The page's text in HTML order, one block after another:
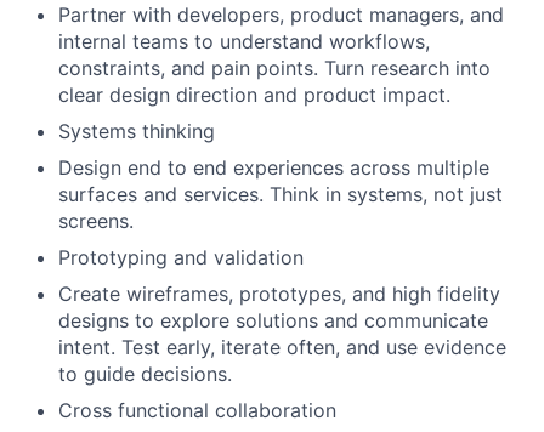
Partner with developers, product managers, and
internal teams to understand workflows,
constraints, and pain points. Turn research into
clear design direction and product impact.
Systems thinking
Design end to end experiences across multiple
surfaces and services. Think in systems, not just
screens.
Prototyping and validation
Create wireframes, prototypes, and high fidelity
designs to explore solutions and communicate
intent. Test early, iterate often, and use evidence
to guide decisions.
Cross functional collaboration